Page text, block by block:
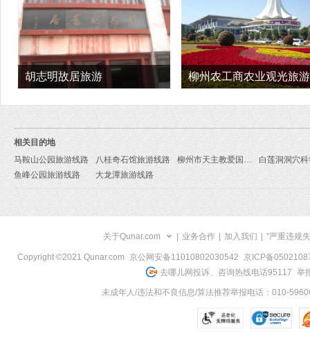
胡志明故居旅游
柳州农工商农业观光旅
相关目的地
马鞍山公园旅游线路
八桂奇石馆旅游线路
柳州市天主教爱国会旅游线路
鱼峰公园旅游线路
大龙潭旅游线路
关于Qunar.com 业务合作 加入我们 "严重违规
Copyright ©2021 Qunar.com 京公网安备11010802030542
京ICP备
去哪儿网投诉、咨询热线电话95117 举
未成年人/违法和不良信息/算法推荐举报电话：010-